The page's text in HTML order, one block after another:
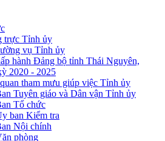
trực Tỉnh ủy
vụ Tỉnh ủy
hành Đảng bộ tỉnh Thái Nguyên,
2020 - 2025
tham mưu giúp việc Tỉnh ủy
Tuyên giáo và Dân vận Tỉnh ủy
Tổ chức
ban Kiểm tra
Nội chính
phòng